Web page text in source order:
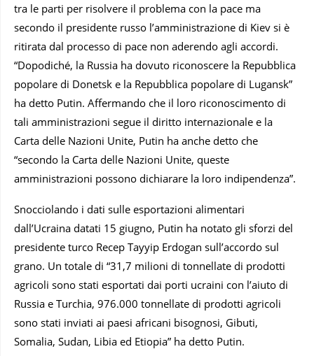
tra le parti per risolvere il problema con la pace ma
secondo il presidente russo l’amministrazione di Kiev si è
ritirata dal processo di pace non aderendo agli accordi.
“Dopodiché, la Russia ha dovuto riconoscere la Repubblica
popolare di Donetsk e la Repubblica popolare di Lugansk”
ha detto Putin. Affermando che il loro riconoscimento di
tali amministrazioni segue il diritto internazionale e la
Carta delle Nazioni Unite, Putin ha anche detto che
“secondo la Carta delle Nazioni Unite, queste
amministrazioni possono dichiarare la loro indipendenza”.
Snocciolando i dati sulle esportazioni alimentari
dall’Ucraina datati 15 giugno, Putin ha notato gli sforzi del
presidente turco Recep Tayyip Erdogan sull’accordo sul
grano. Un totale di “31,7 milioni di tonnellate di prodotti
agricoli sono stati esportati dai porti ucraini con l’aiuto di
Russia e Turchia, 976.000 tonnellate di prodotti agricoli
sono stati inviati ai paesi africani bisognosi, Gibuti,
Somalia, Sudan, Libia ed Etiopia” ha detto Putin.